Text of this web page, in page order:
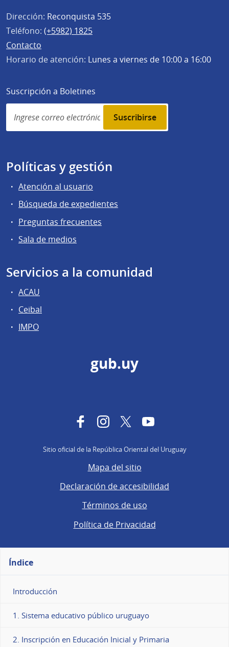
Dirección: Reconquista 535
Teléfono: (+5982) 1825
Contacto
Horario de atención: Lunes a viernes de 10:00 a 16:00
Suscripción a Boletines
Simplenews
subscription
Políticas y gestión
Atención al usuario
Búsqueda de expedientes
Preguntas frecuentes
Sala de medios
Servicios a la comunidad
ACAU
Ceibal
IMPO
gub.uy
FacebookInstagram
TwitterYouTube
Sitio oficial de la República Oriental del Uruguay
Mapa del sitio
Declaración de accesibilidad
Términos de uso
Política de Privacidad
Índice
Introducción
1. Sistema educativo público uruguayo
2. Inscripción en Educación Inicial y Primaria